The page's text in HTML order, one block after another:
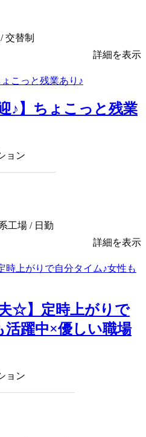
交替制
詳細を表示
♪】ちょこっと残業
ョン
工場 / 日勤
詳細を表示
☆】定時上がりで
活躍中×優しい職場
ョン